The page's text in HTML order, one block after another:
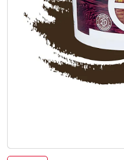
Клеи, жидкие гвозди
Обои
Ещё 5